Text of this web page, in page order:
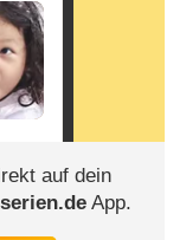
auf dein
App.